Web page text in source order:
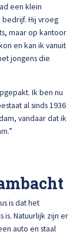
een klein
Hij vroeg
maar op kantoor
en kan ik vanuit
jongens die
Ik ben nu
al sinds 1936
vandaar dat ik
is dat het
is. Natuurlijk zijn er
auto en staal